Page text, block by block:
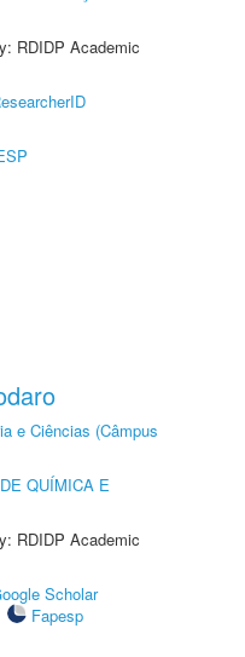
RDIDP Academic
e Ciências (Câmpus
QUÍMICA E
RDIDP Academic
Scholar
Fapesp